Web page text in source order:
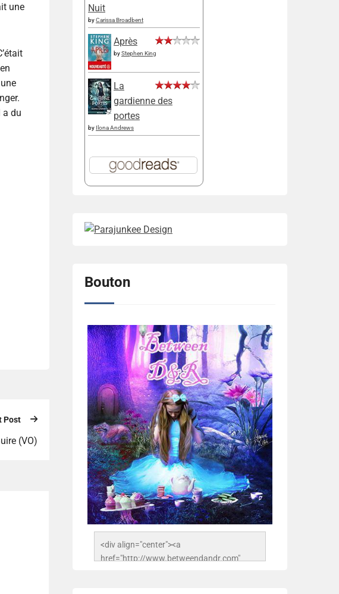
une
a du
Post
(VO)
Nuit
byCarissa Broadbent
Après
byStephen King
La
gardienne des
portes
by Ilona Andrews
Bouton
<div align="center"><a
href="http://www.betweendandr.com"